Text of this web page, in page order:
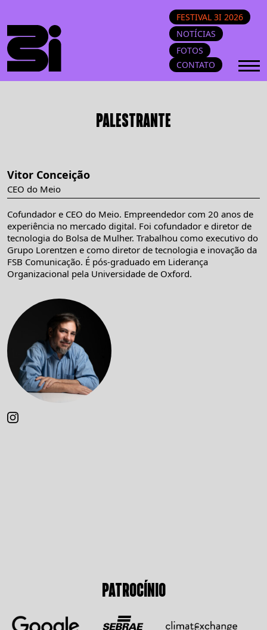
FESTIVAL 3I 2026
NOTÍCIAS
FOTOS
CONTATO
PALESTRANTE
Vitor Conceição
CEO do Meio
Cofundador e CEO do Meio. Empreendedor com 20 anos de
experiência no mercado digital. Foi cofundador e diretor de
tecnologia do Bolsa de Mulher. Trabalhou como executivo do
Grupo Lorentzen e como diretor de tecnologia e inovação da
FSB Comunicação. É pós-graduado em Liderança
Organizacional pela Universidade de Oxford.
PATROCÍNIO